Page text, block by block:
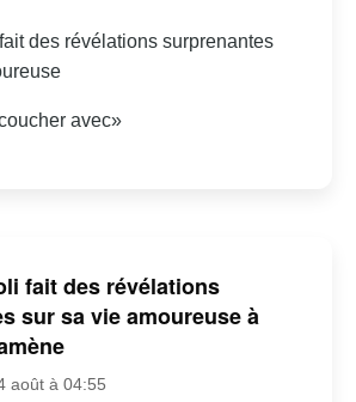
des révélations surprenantes
avec»
fait des révélations
sur sa vie amoureuse à
août à 04:55